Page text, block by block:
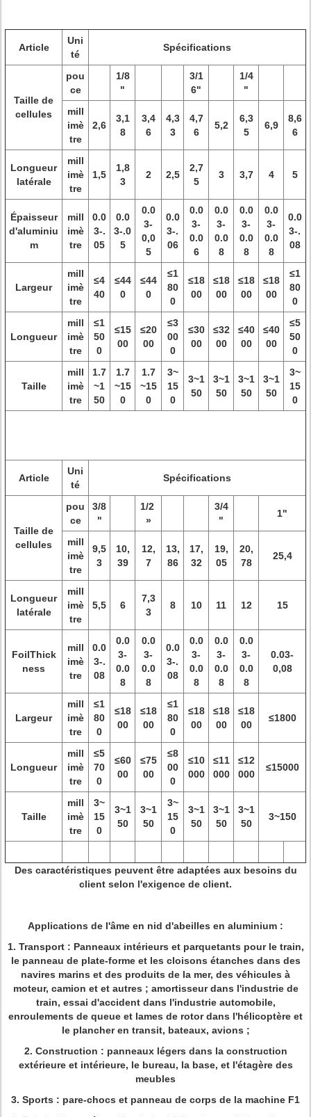
Article
Uni
té
Spécifications
Taille de
cellules
pou
ce
1/8
"
3/1
6"
1/4
"
mill
imè
tre
2,6
3,1
8
3,4
6
4,3
3
4,7
6
5,2
6,3
5
6,9
8,6
6
Longueur
latérale
mill
imè
tre
1,5
1,8
3
2 2,5
2,7
5
3 3,7 4 5
Épaisseur
d'aluminiu
m
mill
imè
tre
0.0
3-.
05
0.0
3-.0
5
0.0
3-
0,0
5
0.0
3-.
06
0.0
3-
0.0
6
0.0
3-
0.0
8
0.0
3-
0.0
8
0.0
3-
0.0
8
0.0
3-.
08
Largeur
mill
imè
tre
≤4
40
≤44
0
≤44
0
≤1
80
0
≤18
00
≤18
00
≤18
00
≤18
00
≤1
80
0
Longueur
mill
imè
tre
≤1
50
0
≤15
00
≤20
00
≤3
00
0
≤30
00
≤32
00
≤40
00
≤40
00
≤5
50
0
Taille
mill
imè
tre
1.7
~1
50
1.7
~15
0
1.7
~15
0
3~
15
0
3~1
50
3~1
50
3~1
50
3~1
50
3~
15
0
Article
Uni
té
Spécifications
Taille de
cellules
pou
ce
3/8
"
1/2
»
3/4
"
1"
mill
imè
tre
9,5
3
10,
39
12,
7
13,
86
17,
32
19,
05
20,
78
25,4
Longueur
latérale
mill
imè
tre
5,5 6
7,3
3
8 10 11 12 15
FoilThick
ness
mill
imè
tre
0.0
3-.
08
0.0
3-
0.0
8
0.0
3-
0.0
8
0.0
3-.
08
0.0
3-
0.0
8
0.0
3-
0.0
8
0.0
3-
0.0
8
0.03-
0,08
Largeur
mill
imè
tre
≤1
80
0
≤18
00
≤18
00
≤1
80
0
≤18
00
≤18
00
≤18
00
≤1800
Longueur
mill
imè
tre
≤5
70
0
≤60
00
≤75
00
≤8
00
0
≤10
000
≤11
000
≤12
000
≤15000
Taille
mill
imè
tre
3~
15
0
3~1
50
3~1
50
3~
15
0
3~1
50
3~1
50
3~1
50
3~150
Des caractéristiques peuvent être adaptées aux besoins du
client selon l'exigence de client.
Applications de l'âme en nid d'abeilles en aluminium :
1. Transport : Panneaux intérieurs et parquetants pour le train,
le panneau de plate-forme et les cloisons étanches dans des
navires marins et des produits de la mer, des véhicules à
moteur, camion et et autres ; amortisseur dans l'industrie de
train, essai d'accident dans l'industrie automobile,
enroulements de queue et lames de rotor dans l'hélicoptère et
le plancher en transit, bateaux, avions ;
2. Construction : panneaux légers dans la construction
extérieure et intérieure, le bureau, la base, et l'étagère des
meubles
3. Sports : pare-chocs et panneau de corps de la machine F1